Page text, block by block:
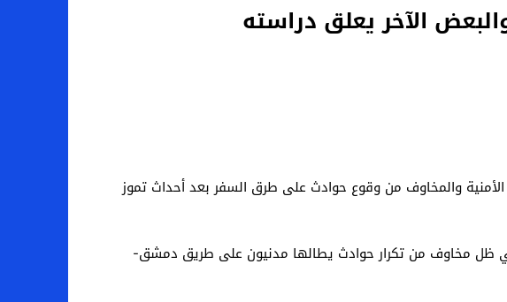
الآخر يعلق دراسته
والمخاوف من وقوع حوادث على طرق السفر بعد أحداث تموز
في ظل مخاوف من تكرار حوادث يطالها مدنيون على طريق دمشق-